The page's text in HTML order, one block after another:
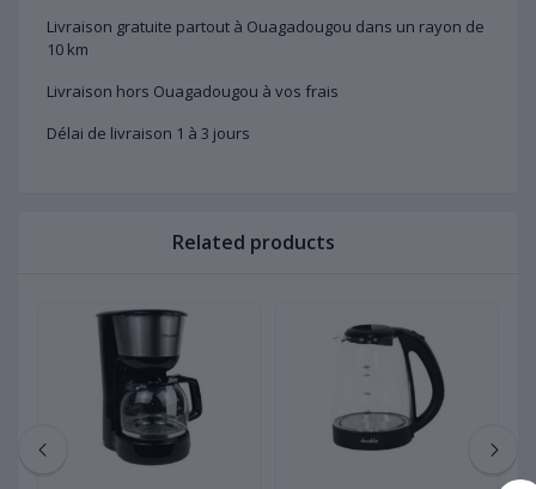
Livraison gratuite partout à Ouagadougou dans un rayon de
10 km
Livraison hors Ouagadougou à vos frais
Délai de livraison 1 à 3 jours
Related products